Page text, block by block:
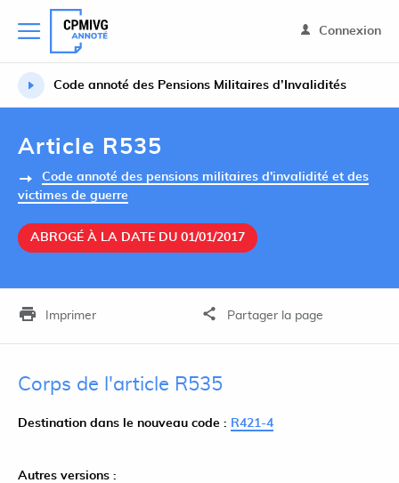
Connexion
Code annoté des Pensions Militaires d’Invalidités
Article R535
Code annoté des pensions militaires d'invalidité et des
victimes de guerre
ABROGÉ À LA DATE DU 01/01/2017
Imprimer Partager la page
Corps de l'article R535
Destination dans le nouveau code : R421-4
Autres versions :